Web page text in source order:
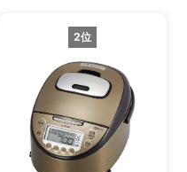
2位